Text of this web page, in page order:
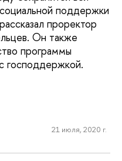
поддержки
проректор
Он также
программы
господдержкой.
21 июля, 2020 г.